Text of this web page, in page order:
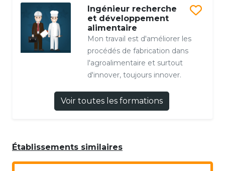
Ingénieur recherche
et développement
alimentaire
Mon travail est d'améliorer les
procédés de fabrication dans
l'agroalimentaire et surtout
d'innover, toujours innover.
Voir toutes les formations
Établissements similaires